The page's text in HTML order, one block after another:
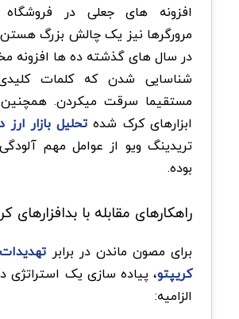
افزونه های جعلی در
مرورگرها نیز یک چالش بزرگ
در سال های گذشته ده ها افزونه
شناسایی شدن که کلمات کلیدی
مستقیما سرقت میکردن.
ابزارهای کرک شده تحلیل بازار ارز
تریدینگ ویو از عوامل مهم
بوده.
راهکارهای مقابله با بدافزارهای
برای مصون ماندن در برابر
کریپتو، پیاده سازی یک استراتژی
الزامیه: